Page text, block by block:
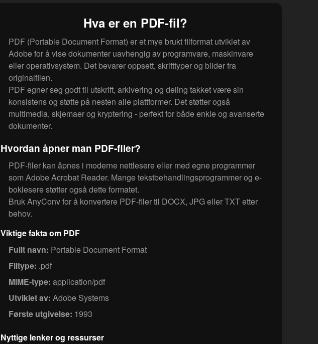
Hva er en PDF-fil?
PDF (Portable Document Format) er et mye brukt filformat utviklet av
Adobe for å vise dokumenter uavhengig av programvare, maskinvare
eller operativsystem. Det bevarer oppsett, skrifttyper og bilder fra
originalfilen.
PDF egner seg godt til utskrift, arkivering og deling takket være sin
konsistens og støtte på nesten alle plattformer. Det støtter også
multimedia, skjemaer og kryptering - perfekt for både enkle og avanserte
dokumenter.
Hvordan åpner man PDF-filer?
PDF-filer kan åpnes i moderne nettlesere eller med egne programmer
som Adobe Acrobat Reader. Mange tekstbehandlingsprogrammer og e-
boklesere støtter også dette formatet.
Bruk AnyConv for å konvertere PDF-filer til DOCX, JPG eller TXT etter
behov.
Viktige fakta om PDF
Fullt navn: Portable Document Format
Filtype: .pdf
MIME-type: application/pdf
Utviklet av: Adobe Systems
Første utgivelse: 1993
Nyttige lenker og ressurser